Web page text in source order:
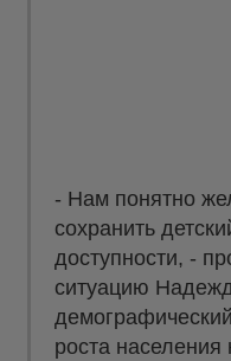
- Нам понятно
сохранить
доступности, -
ситуацию
роста населения